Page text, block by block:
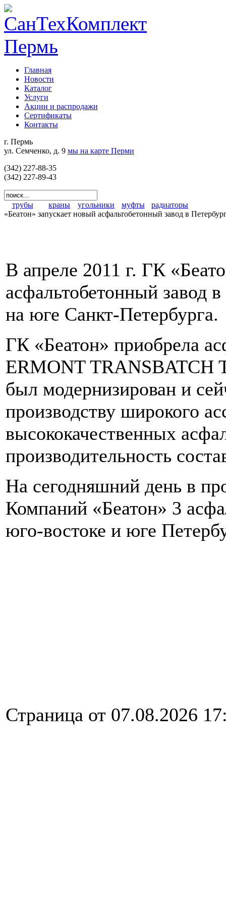
Главная
Новости
Каталог
Услуги
Акции и распродажи
Сертификаты
Контакты
г. Пермь
ул. Семченко, д. 9 мы на карте Перми
(342) 227-88-35
(342) 227-89-43
трубы краны угольники муфты
радиаторы
«Беатон» запускает новый асфальтобетонный завод в
В апреле 2011 г. ГК
асфальтобетонный завод
на юге Санкт-Петербурга.
ГК «Беатон» приобрела
ERMONT TRANSBATCH
был модернизирован и
производству широкого
высококачественных
производительность
На сегодняшний день в
Компаний «Беатон» 3
юго-востоке и юге
Страница от 07.08.2026